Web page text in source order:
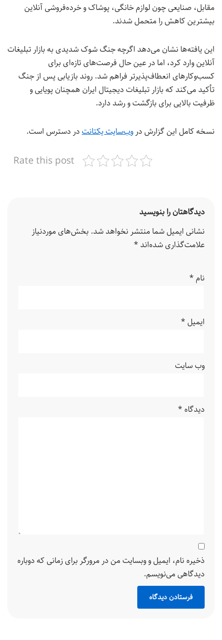
مقابل، صنایعی چون لوازم خانگی، پوشاک و خرده‌فروشی آنلاین
بیشترین کاهش را متحمل شدند.
این یافته‌ها نشان می‌دهد اگرچه جنگ شوک شدیدی به بازار تبلیغات
آنلاین وارد کرد، اما در عین حال فرصت‌های تازه‌ای برای
کسب‌وکارهای انعطاف‌پذیرتر فراهم شد. روند بازیابی پس از جنگ
تأکید می‌کند که بازار تبلیغات دیجیتال ایران همچنان پویایی و
ظرفیت بالایی برای بازگشت و رشد دارد.
نسخه کامل این گزارش در وب‌سایت یکتانت در دسترس است.
Rate this post
دیدگاهتان را بنویسید
نشانی ایمیل شما منتشر نخواهد شد. بخش‌های موردنیاز
علامت‌گذاری شده‌اند *
نام *
ایمیل *
وب‌ سایت
دیدگاه *
ذخیره نام، ایمیل و وبسایت من در مرورگر برای زمانی که دوباره
دیدگاهی می‌نویسم.